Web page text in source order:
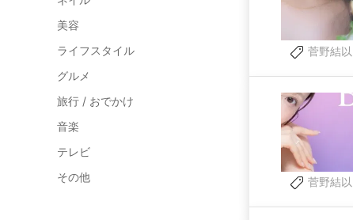
美容
ライフスタイル
グルメ
旅行 / おでかけ
音楽
テレビ
その他
菅野結以
菅野結以